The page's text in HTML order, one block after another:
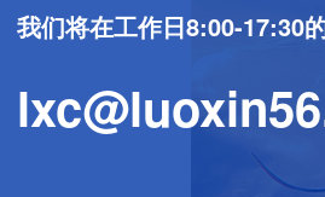
我们将在工作日8:00-17:30